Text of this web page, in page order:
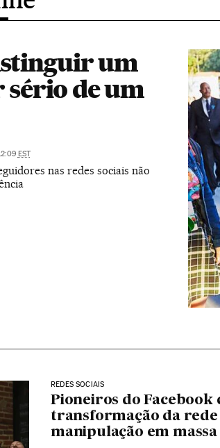
um
de um
EST
nas redes sociais não
REDES SOCIAIS
Pioneiros do Facebook
transformação da
manipulação em massa